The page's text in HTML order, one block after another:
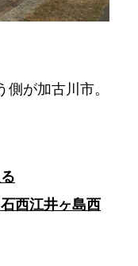
が加古川市。
西江井ヶ島西